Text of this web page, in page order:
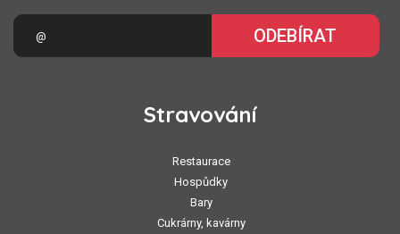
ODEBÍRAT
Stravování
Restaurace
Hospůdky
Bary
Cukrárny, kavárny